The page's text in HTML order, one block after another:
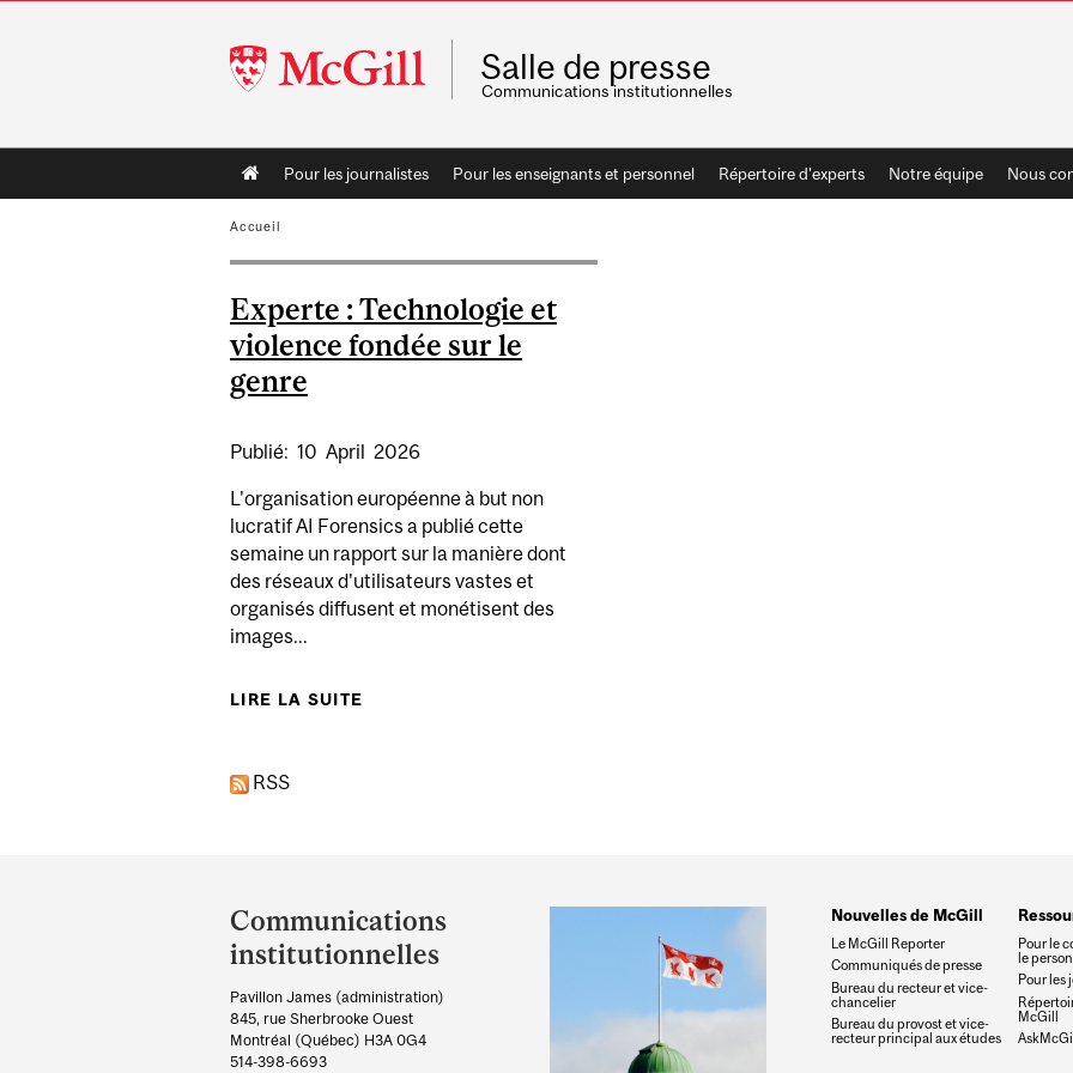
McGill
University
Salle de presse
Communications institutionnelles
Main
navigation
Pour les journalistes Pour les enseignants et personnel Répertoire d'experts Notre équipe Nous
Accueil
Experte : Technologie et
violence fondée sur le
genre
Publié: 10 April 2026
L'organisation européenne à but non
lucratif AI Forensics a publié cette
semaine un rapport sur la manière dont
des réseaux d'utilisateurs vastes et
organisés diffusent et monétisent des
images...
LIRE LA SUITE
RSS
and
University
Information
Communications
institutionnelles
Pavillon James (administration)
845, rue Sherbrooke Ouest
Montréal (Québec) H3A 0G4
514-398-6693
Nouvelles de McGill
Le McGill Reporter
Communiqués de presse
Bureau du recteur et vice-
chancelier
Bureau du provost et vice-
recteur principal aux études
Pour le
le
Pour les
McGill